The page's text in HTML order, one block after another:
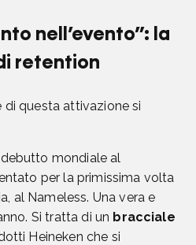
nell’evento”: la
retention
di questa attivazione si
mondiale al
per la primissima volta
al Nameless. Una vera e
Si tratta di un bracciale
Heineken che si